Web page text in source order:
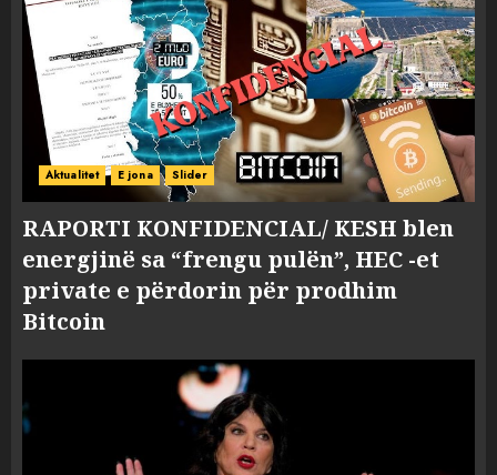
Aktualitet E jona Slider
RAPORTI KONFIDENCIAL/ KESH blen
energjinë sa “frengu pulën”, HEC -et
private e përdorin për prodhim
Bitcoin